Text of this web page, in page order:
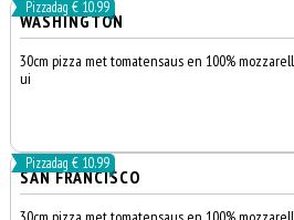
Pizzadag € 10.99
WASHINGTON
30cm pizza met tomatensaus en 100%
ui
Pizzadag € 10.99
SAN FRANCISCO